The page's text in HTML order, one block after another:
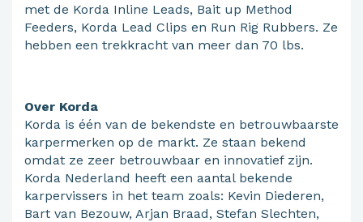
met de Korda Inline Leads, Bait up Method
Feeders, Korda Lead Clips en Run Rig Rubbers. Ze
hebben een trekkracht van meer dan 70 lbs.
Over Korda
Korda is één van de bekendste en betrouwbaarste
karpermerken op de markt. Ze staan bekend
omdat ze zeer betrouwbaar en innovatief zijn.
Korda Nederland heeft een aantal bekende
karpervissers in het team zoals: Kevin Diederen,
Bart van Bezouw, Arjan Braad, Stefan Slechten,